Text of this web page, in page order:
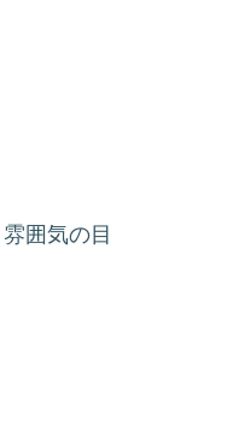
囲気の目